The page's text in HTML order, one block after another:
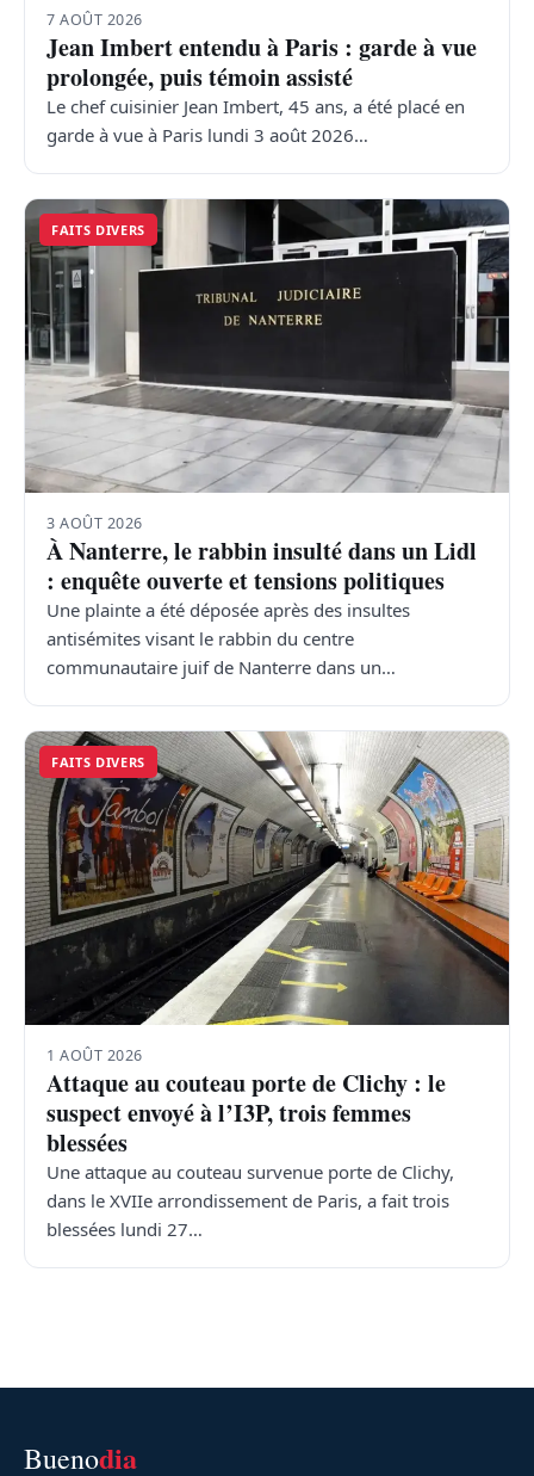
7 AOÛT 2026
Jean Imbert entendu à Paris : garde à vue
prolongée, puis témoin assisté
Le chef cuisinier Jean Imbert, 45 ans, a été placé en
garde à vue à Paris lundi 3 août 2026…
FAITS DIVERS
3 AOÛT 2026
À Nanterre, le rabbin insulté dans un Lidl
: enquête ouverte et tensions politiques
Une plainte a été déposée après des insultes
antisémites visant le rabbin du centre
communautaire juif de Nanterre dans un…
FAITS DIVERS
1 AOÛT 2026
Attaque au couteau porte de Clichy : le
suspect envoyé à l’I3P, trois femmes
blessées
Une attaque au couteau survenue porte de Clichy,
dans le XVIIe arrondissement de Paris, a fait trois
blessées lundi 27…
Buenodia